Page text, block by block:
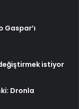
istiyor
Dronla